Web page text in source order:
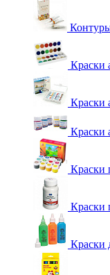
Краски
Краски
Краски
Краски
Краски
Краски